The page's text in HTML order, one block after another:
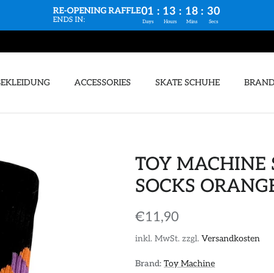
RE-OPENING RAFFLE
ENDS IN:
01 : 13 : 18 : 29
Days Hours Mins Secs
ACCESSORIES SKATE SCHUHE
TOY MACHINE
SOCKS
€11,90
inkl. MwSt. zzgl.Versandkosten
Brand: Toy Machine